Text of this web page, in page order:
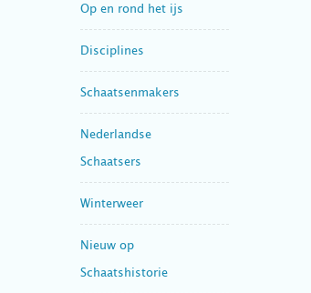
Op en rond het ijs
Disciplines
Schaatsenmakers
Nederlandse
Schaatsers
Winterweer
Nieuw op
Schaatshistorie